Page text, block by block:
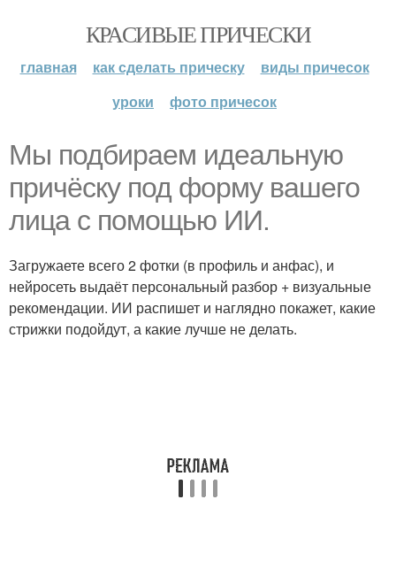
КРАСИВЫЕ ПРИЧЕСКИ
главная как сделать прическу
виды причесок
уроки
фото причесок
Мы подбираем идеальную
причёску под форму вашего
лица с помощью ИИ.
Загружаете всего 2 фотки (в профиль и анфас), и
нейросеть выдаёт персональный разбор + визуальные
рекомендации. ИИ распишет и наглядно покажет, какие
стрижки подойдут, а какие лучше не делать.